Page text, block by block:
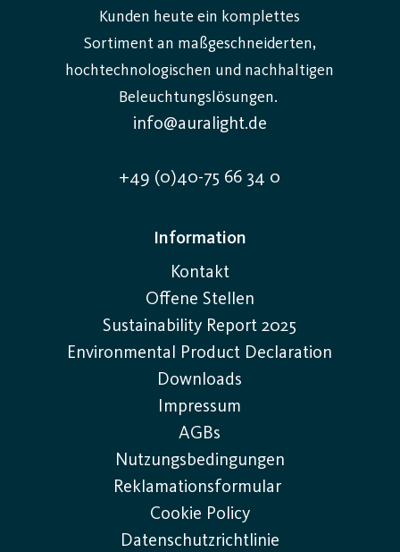
Kunden heute ein komplettes
Sortiment an maßgeschneiderten,
hochtechnologischen und nachhaltigen
Beleuchtungslösungen.
info@auralight.de
+49 (0)40-75 66 34 0
Information
Kontakt
Offene Stellen
Sustainability Report 2025
Environmental Product Declaration
Downloads
Impressum
AGBs
Nutzungsbedingungen
Reklamationsformular
Cookie Policy
Datenschutzrichtlinie